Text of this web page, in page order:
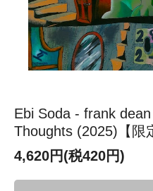
Ebi Soda - frank
Thoughts (2025)【限
4,620円(税420円)